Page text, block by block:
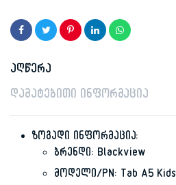
აღწერა
დამატებითი ინფორმაცია
ზოგადი ინფორმაცია:
ბრენდი: Blackview
მოდელი/PN: Tab A5 Kids